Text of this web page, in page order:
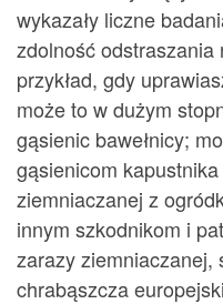
wykazały liczne
zdolność
przykład, gdy
może to w dużym
gąsienic bawełnicy;
gąsienicom
ziemniaczanej z
innym szkodnikom i
zarazy
chrabąszcza